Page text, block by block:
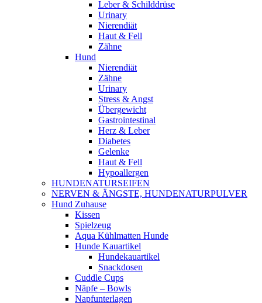
Leber & Schilddrüse
Urinary
Nierendiät
Haut & Fell
Zähne
Hund
Nierendiät
Zähne
Urinary
Stress & Angst
Übergewicht
Gastrointestinal
Herz & Leber
Diabetes
Gelenke
Haut & Fell
Hypoallergen
HUNDENATURSEIFEN
NERVEN & ÄNGSTE, HUNDENATURPULVER
Hund Zuhause
Kissen
Spielzeug
Aqua Kühlmatten Hunde
Hunde Kauartikel
Hundekauartikel
Snackdosen
Cuddle Cups
Näpfe – Bowls
Napfunterlagen